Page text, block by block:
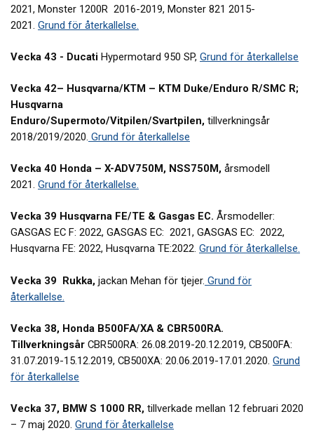
2021, Monster 1200R 2016-2019, Monster 821 2015-
2021. Grund för återkallelse.
Vecka 43 - Ducati Hypermotard 950 SP, Grund för återkallelse
Vecka 42– Husqvarna/KTM – KTM Duke/Enduro R/SMC R;
Husqvarna
Enduro/Supermoto/Vitpilen/Svartpilen, tillverkningsår
2018/2019/2020. Grund för återkallelse
Vecka 40 Honda – X-ADV750M, NSS750M, årsmodell
2021. Grund för återkallelse.
Vecka 39 Husqvarna FE/TE & Gasgas EC. Årsmodeller:
GASGAS EC F: 2022, GASGAS EC: 2021, GASGAS EC: 2022,
Husqvarna FE: 2022, Husqvarna TE:2022. Grund för återkallelse.
Vecka 39 Rukka, jackan Mehan för tjejer. Grund för
återkallelse.
Vecka 38, Honda B500FA/XA & CBR500RA.
Tillverkningsår CBR500RA: 26.08.2019-20.12.2019, CB500FA:
31.07.2019-15.12.2019, CB500XA: 20.06.2019-17.01.2020. Grund
för återkallelse
Vecka 37, BMW S 1000 RR, tillverkade mellan 12 februari 2020
– 7 maj 2020. Grund för återkallelse